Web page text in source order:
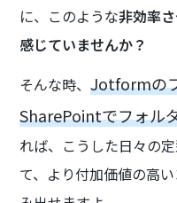
に、このような非効率
感じていませんか？
そんな時、Jotformの
SharePointでフォル
れば、こうした日々の
て、より付加価値の高